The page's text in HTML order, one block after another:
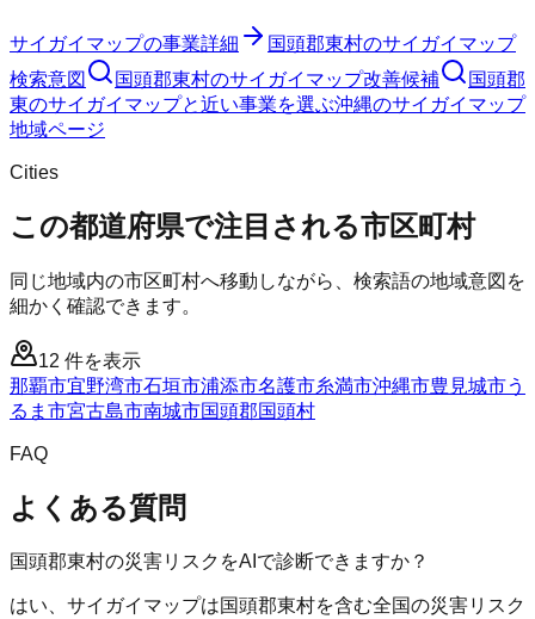
サイガイマップの事業詳細 国頭郡東村のサイガイマップ
検索意図
国頭郡東村のサイガイマップ改善候補
国頭郡
東のサイガイマップと近い事業を選ぶ沖縄のサイガイマップ
地域ページ
Cities
この都道府県で注目される市区町村
同じ地域内の市区町村へ移動しながら、検索語の地域意図を
細かく確認できます。
12 件を表示
那覇市宜野湾市石垣市浦添市名護市糸満市沖縄市豊見城市う
るま市宮古島市南城市国頭郡国頭村
FAQ
よくある質問
国頭郡東村の災害リスクをAIで診断できますか？
はい、サイガイマップは国頭郡東村を含む全国の災害リスク